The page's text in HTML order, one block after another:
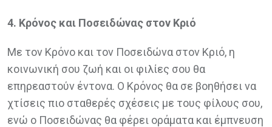
4. Κρόνος και Ποσειδώνας στον Κριό
Με τον Κρόνο και τον Ποσειδώνα στον Κριό, η
κοινωνική σου ζωή και οι φιλίες σου θα
επηρεαστούν έντονα. Ο Κρόνος θα σε βοηθήσει να
χτίσεις πιο σταθερές σχέσεις με τους φίλους σου,
ενώ ο Ποσειδώνας θα φέρει οράματα και έμπνευση